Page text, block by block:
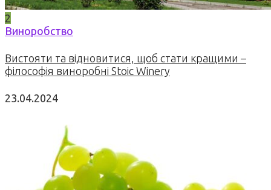
2
Виноробство
Вистояти та відновитися, щоб стати кращими –
філософія виноробні Stoic Winery
23.04.2024